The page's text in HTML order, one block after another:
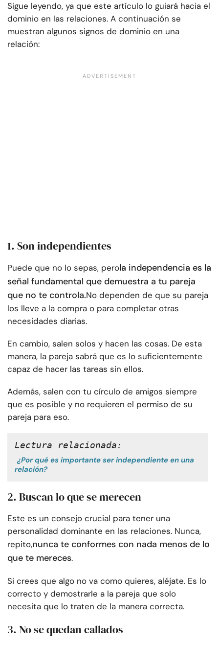
Sigue leyendo, ya que este artículo lo guiará hacia el
dominio en las relaciones. A continuación se
muestran algunos signos de dominio en una
relación:
1. Son independientes
Puede que no lo sepas, perola independencia es la
señal fundamental que demuestra a tu pareja
que no te controla.No dependen de que su pareja
los lleve a la compra o para completar otras
necesidades diarias.
En cambio, salen solos y hacen las cosas. De esta
manera, la pareja sabrá que es lo suficientemente
capaz de hacer las tareas sin ellos.
Además, salen con tu círculo de amigos siempre
que es posible y no requieren el permiso de su
pareja para eso.
Lectura relacionada:
¿Por qué es importante ser independiente en una
relación?
2. Buscan lo que se merecen
Este es un consejo crucial para tener una
personalidad dominante en las relaciones. Nunca,
repito,nunca te conformes con nada menos de lo
que te mereces.
Si crees que algo no va como quieres, aléjate. Es lo
correcto y demostrarle a la pareja que solo
necesita que lo traten de la manera correcta.
3. No se quedan callados